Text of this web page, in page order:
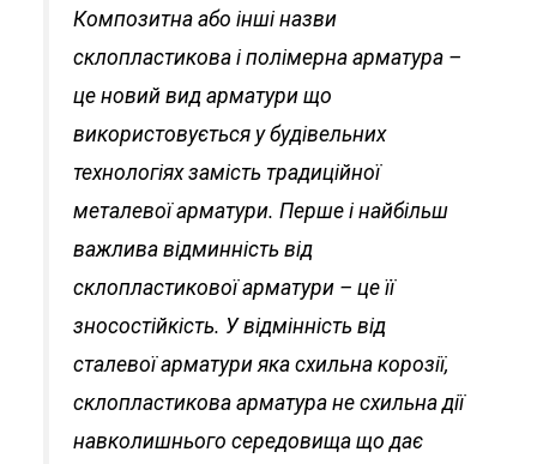
Композитна або інші назви
склопластикова і полімерна арматура –
це новий вид арматури що
використовується у будівельних
технологіях замість традиційної
металевої арматури. Перше і найбільш
важлива відминність від
склопластикової арматури – це її
зносостійкість. У відмінність від
сталевої арматури яка схильна корозії,
склопластикова арматура не схильна дії
навколишнього середовища що дає